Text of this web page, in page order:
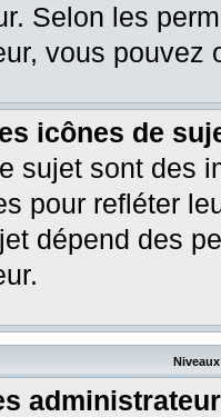
Selon les
vous
icônes de
sujet sont des
pour refléter
dépend des